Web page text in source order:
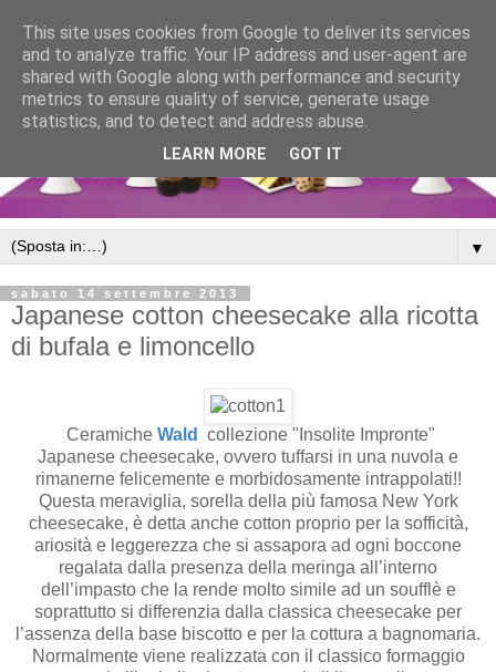
▼
sabato 14 settembre 2013
Japanese cotton cheesecake alla ricotta
di bufala e limoncello
Ceramiche Wald
collezione "Insolite Impronte"
Japanese cheesecake, ovvero tuffarsi in una nuvola e
rimanerne felicemente e morbidosamente intrappolati!!
Questa meraviglia, sorella della più famosa New York
cheesecake, è detta anche cotton proprio per la sofficità,
ariosità e leggerezza che si assapora ad ogni boccone
regalata dalla presenza della meringa all’interno
dell’impasto che la rende molto simile ad un soufflè e
soprattutto si differenzia dalla classica cheesecake per
l’assenza della base biscotto e per la cottura a bagnomaria.
Normalmente viene realizzata con il classico formaggio
This site uses cookies from Google to deliver its services
and to analyze traffic. Your IP address and user-agent are
shared with Google along with performance and security
metrics to ensure quality of service, generate usage
statistics, and to detect and address abuse.
LEARN MORE GOT IT